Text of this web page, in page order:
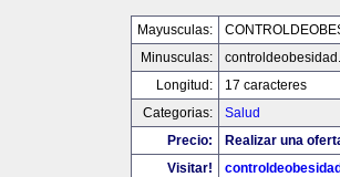
Mayusculas:
Minusculas:
Longitud:
17 caracteres
Categorias:
Salud
Precio:
Realizar una
Visitar!